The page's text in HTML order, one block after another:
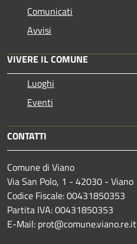
Comunicati
Avvisi
VIVERE IL COMUNE
Luoghi
Eventi
CONTATTI
Comune di Viano
Via San Polo, 1 - 42030 - Viano
Codice Fiscale: 00431850353
Partita IVA: 00431850353
E-Mail: prot@comune.viano.re.it